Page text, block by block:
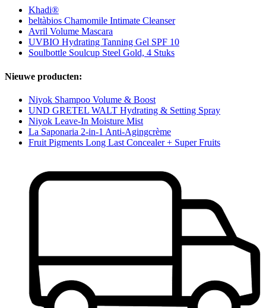
Khadi®
beltàbios Chamomile Intimate Cleanser
Avril Volume Mascara
UVBIO Hydrating Tanning Gel SPF 10
Soulbottle Soulcup Steel Gold, 4 Stuks
Nieuwe producten:
Niyok Shampoo Volume & Boost
UND GRETEL WALT Hydrating & Setting Spray
Niyok Leave-In Moisture Mist
La Saponaria 2-in-1 Anti-Agingcrème
Fruit Pigments Long Last Concealer + Super Fruits